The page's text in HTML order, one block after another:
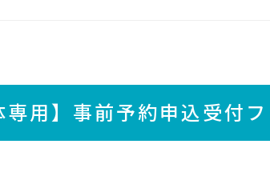
専用】事前予約申込受付